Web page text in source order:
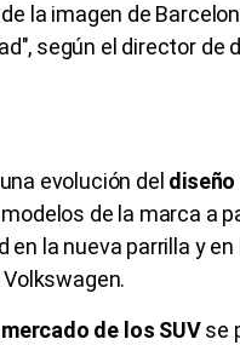
la imagen de
según el director de
evolución del diseño
de la marca a
la nueva parrilla y en
de los SUVse